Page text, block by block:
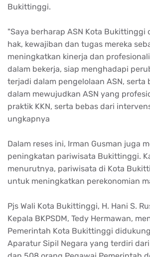
Bukittinggi.
"Saya berharap ASN Kota Bukittinggi
hak, kewajiban dan tugas mereka
meningkatkan kinerja dan
dalam bekerja, siap menghadapi
terjadi dalam pengelolaan ASN, serta
dalam mewujudkan ASN yang
praktik KKN, serta bebas dari
ungkapnya
Dalam reses ini, Irman Gusman juga
peningkatan pariwisata Bukittinggi.
menurutnya, pariwisata di Kota
untuk meningkatkan perekonomian
Pjs Wali Kota Bukittinggi, H. Hani S.
Kepala BKPSDM, Tedy Hermawan,
Pemerintah Kota Bukittinggi
Aparatur Sipil Negara yang terdiri